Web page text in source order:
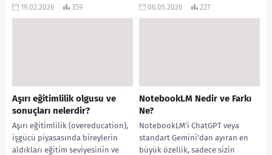
eğitimsel süreçlerini ciddi
19.02.2026 359
🎯 TYT’nin Genel Mantığı ve
06.05.2026 227
Aşırı eğitimlilik olgusu ve
sonuçları nelerdir?
Aşırı eğitimlilik (overeducation),
işgücü piyasasında bireylerin
aldıkları eğitim seviyesinin ve
NotebookLM Nedir ve Farkı
Ne?
NotebookLM’i ChatGPT veya
standart Gemini’dan ayıran en
büyük özellik, sadece sizin